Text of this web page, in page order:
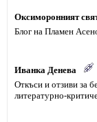
Оксиморонният
Блог на Пламен
Иванка Денева
Откъси и отзиви за
литературно-